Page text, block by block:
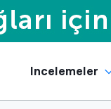
Incelemeler